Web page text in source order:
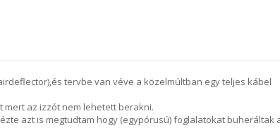
tervbe van véve a közelmúltban egy teljes kábel
mert az izzót nem lehetett berakni.
azt is megtudtam hogy (egypórusú) foglalatokat buheráltak